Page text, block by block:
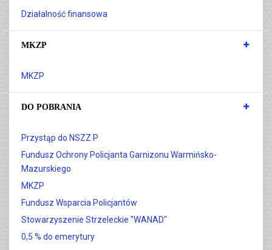
Działalność finansowa
MKZP
MKZP
DO POBRANIA
Przystąp do NSZZ P
Fundusz Ochrony Policjanta Garnizonu Warmińsko-
Mazurskiego
MKZP
Fundusz Wsparcia Policjantów
Stowarzyszenie Strzeleckie "WANAD"
0,5 % do emerytury